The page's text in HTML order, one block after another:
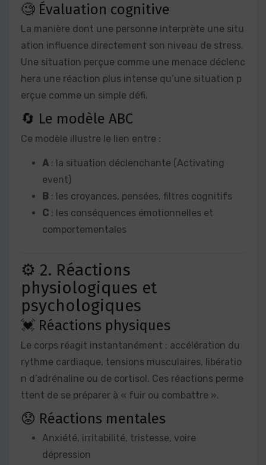
🧐 Évaluation cognitive
La manière dont une personne interprète une situ
ation influence directement son niveau de stress.
Une situation perçue comme une menace déclenc
hera une réaction plus intense qu’une situation p
erçue comme un simple défi.
🔄 Le modèle ABC
Ce modèle illustre le lien entre :
A : la situation déclenchante (Activating
event)
B : les croyances, pensées, filtres cognitifs
C : les conséquences émotionnelles et
comportementales
⚙️ 2. Réactions
physiologiques et
psychologiques
💓 Réactions physiques
Le corps réagit instantanément : accélération du
rythme cardiaque, tensions musculaires, libératio
n d’adrénaline ou de cortisol. Ces réactions perme
ttent de se préparer à « fuir ou combattre ».
😟 Réactions mentales
Anxiété, irritabilité, tristesse, voire
dépression